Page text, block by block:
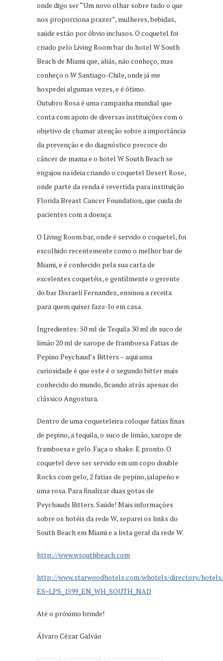
onde digo ser “Um novo olhar sobre tudo o que
nos proporciona prazer”, mulheres, bebidas,
saúde estão por óbvio inclusos. O coquetel foi
criado pelo Living Room bar do hotel W South
Beach de Miami que, aliás, não conheço, mas
conheço o W Santiago-Chile, onde já me
hospedei algumas vezes, e é ótimo.
Outubro Rosa é uma campanha mundial que
conta com apoio de diversas instituições com o
objetivo de chamar atenção sobre a importância
da prevenção e do diagnóstico precoce do
câncer de mama e o hotel W South Beach se
engajou na ideia criando o coquetel Desert Rose,
onde parte da renda é revertida para instituição
Florida Breast Cancer Foundation, que cuida de
pacientes com a doença.
O Living Room bar, onde é servido o coquetel, foi
escolhido recentemente como o melhor bar de
Miami, e é conhecido pela sua carta de
excelentes coquetéis, e gentilmente o gerente
do bar Disraeli Fernandez, ensinou a receita
para quem quiser faze-lo em casa.
Ingredientes: 50 ml de Tequila 30 ml de suco de
limão 20 ml de xarope de framboesa Fatias de
Pepino Peychaud’s Bitters – aqui uma
curiosidade é que este é o segundo bitter mais
conhecido do mundo, ficando atrás apenas do
clássico Angostura.
Dentro de uma coqueteleira coloque fatias finas
de pepino, a tequila, o suco de limão, xarope de
framboesa e gelo. Faça o shake. E pronto. O
coquetel deve ser servido em um copo double
Rocks com gelo, 2 fatias de pepino, jalapeño e
uma rosa. Para finalizar duas gotas de
Peychauds Bitters. Saúde! Mais informações
sobre os hotéis da rede W, separei os links do
South Beach em Miami e a lista geral da rede W.
http://www.wsouthbeach.com
http://www.starwoodhotels.com/whotels/directory/
ES=LPS_1599_EN_WH_SOUTH_NAD
Até o próximo brinde!
Álvaro Cézar Galvão